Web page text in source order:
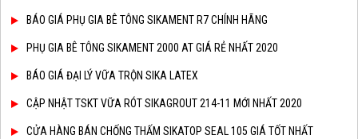
BÁO GIÁ PHỤ GIA BÊ TÔNG SIKAMENT R7 CHÍNH HÃNG
PHỤ GIA BÊ TÔNG SIKAMENT 2000 AT GIÁ RẺ NHẤT 2020
BÁO GIÁ ĐẠI LÝ VỮA TRỘN SIKA LATEX
CẬP NHẬT TSKT VỮA RÓT SIKAGROUT 214-11 MỚI NHẤT 2020
CỬA HÀNG BÁN CHỐNG THẤM SIKATOP SEAL 105 GIÁ TỐT NHẤT